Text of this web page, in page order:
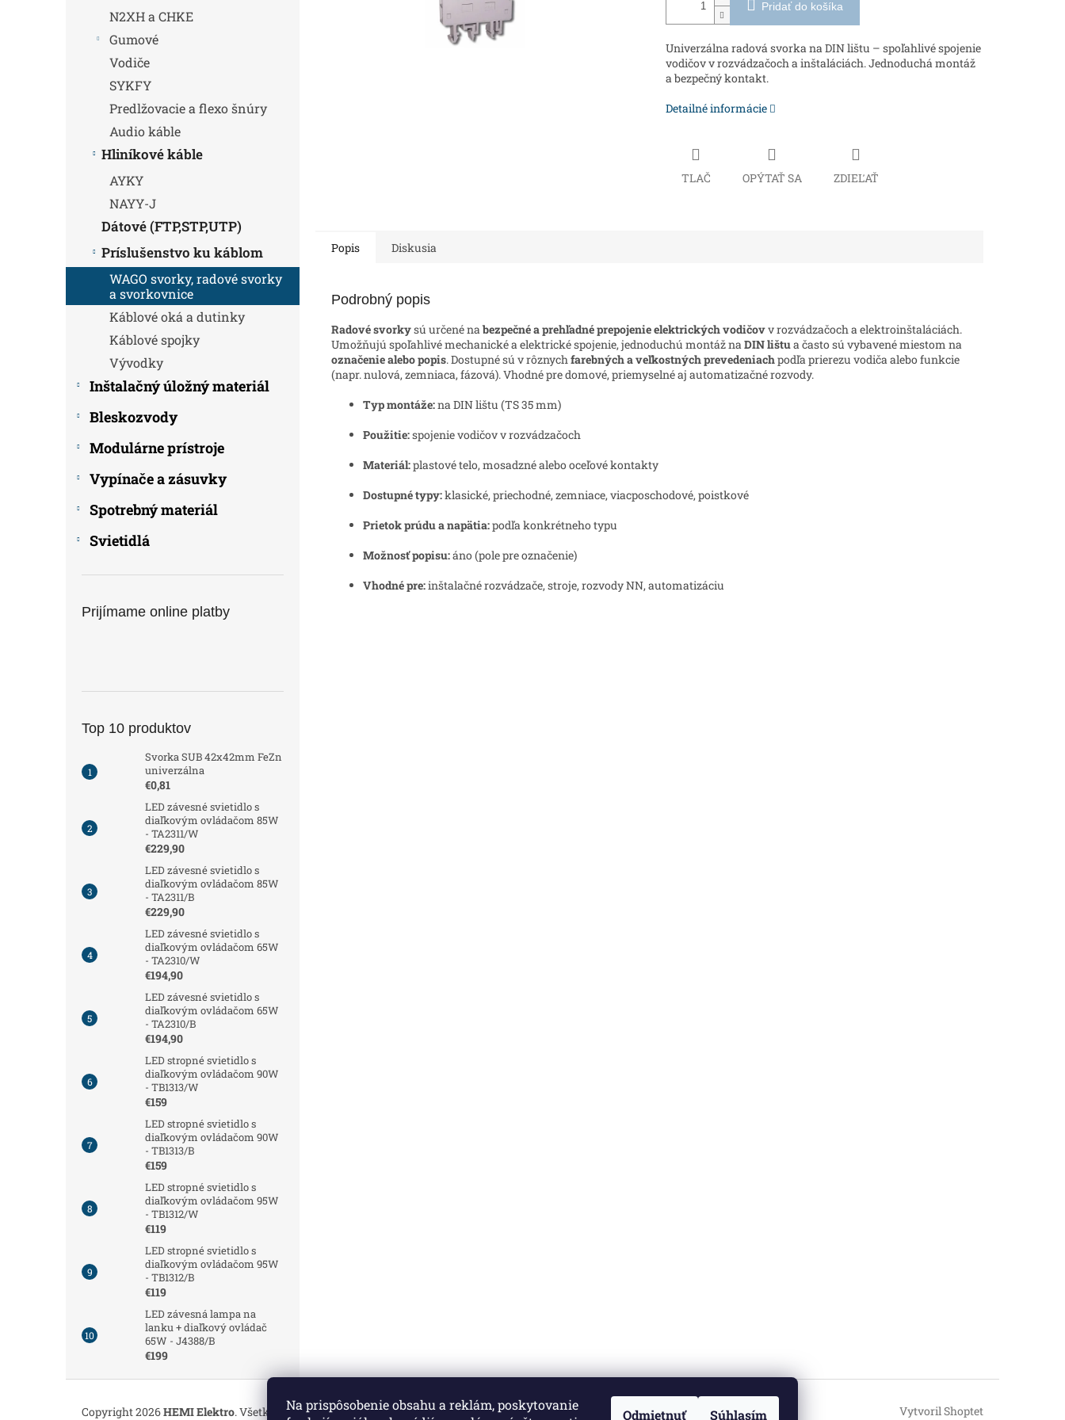
Na prispôsobenie obsahu a reklám, poskytovanie
Odmietnuť Súhlasím
N2XH a CHKE
Gumové
Vodiče
SYKFY
Predlžovacie a flexo šnúry
Audio káble
Hliníkové káble
AYKY
NAYY-J
Dátové (FTP,STP,UTP)
Príslušenstvo ku káblom
WAGO svorky, radové svorky
a svorkovnice
Káblové oká a dutinky
Káblové spojky
Vývodky
Inštalačný úložný materiál
Bleskozvody
Modulárne prístroje
Vypínače a zásuvky
Spotrebný materiál
Svietidlá
Prijímame online platby
Top 10 produktov
Svorka SUB 42x42mm FeZn
univerzálna
€0,81
LED závesné svietidlo s
diaľkovým ovládačom 85W
- TA2311/W
€229,90
LED závesné svietidlo s
diaľkovým ovládačom 85W
- TA2311/B
€229,90
LED závesné svietidlo s
diaľkovým ovládačom 65W
- TA2310/W
€194,90
LED závesné svietidlo s
diaľkovým ovládačom 65W
- TA2310/B
€194,90
LED stropné svietidlo s
diaľkovým ovládačom 90W
- TB1313/W
€159
LED stropné svietidlo s
diaľkovým ovládačom 90W
- TB1313/B
€159
LED stropné svietidlo s
diaľkovým ovládačom 95W
- TB1312/W
€119
LED stropné svietidlo s
diaľkovým ovládačom 95W
- TB1312/B
€119
LED závesná lampa na
lanku + diaľkový ovládač
65W - J4388/B
€199
Pridať do košíka
Univerzálna radová svorka na DIN lištu – spoľahlivé spojenie
vodičov v rozvádzačoch a inštaláciách. Jednoduchá montáž
a bezpečný kontakt.
Detailné informácie
TLAČ OPÝTAŤ SA ZDIEĽAŤ
Popis Diskusia
Podrobný popis
Radové svorkysú určené nabezpečné a prehľadné prepojenie elektrických vodičovv rozvádzačoch a elektroinštaláciách.
Umožňujú spoľahlivé mechanické a elektrické spojenie, jednoduchú montáž naDIN lištua často sú vybavené miestom na
označenie alebo popis. Dostupné sú v rôznychfarebných a veľkostných prevedeniachpodľa prierezu vodiča alebo funkcie
(napr. nulová, zemniaca, fázová). Vhodné pre domové, priemyselné aj automatizačné rozvody.
Typ montáže:na DIN lištu (TS 35 mm)
Použitie:spojenie vodičov v rozvádzačoch
Materiál:plastové telo, mosadzné alebo oceľové kontakty
Dostupné typy:klasické, priechodné, zemniace, viacposchodové, poistkové
Prietok prúdu a napätia:podľa konkrétneho typu
Možnosť popisu:áno (pole pre označenie)
Vhodné pre:inštalačné rozvádzače, stroje, rozvody NN, automatizáciu
Vytvoril Shoptet
Copyright 2026HEMI Elektro. Všetky práva vyhradené.Upraviť nastavenie cookies